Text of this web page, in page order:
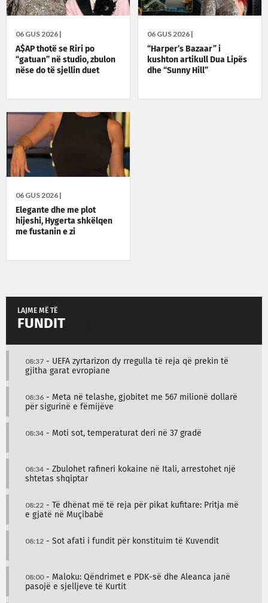
06 GUS 2026 |
A$AP thotë se Riri po
“gatuan” në studio, zbulon
nëse do të sjellin duet
06 GUS 2026 |
“Harper’s Bazaar” i
kushton artikull Dua Lipës
dhe “Sunny Hill”
06 GUS 2026 |
Elegante dhe me plot
hijeshi, Hygerta shkëlqen
me fustanin e zi
LAJME MË TË
FUNDIT
08:37 - UEFA zyrtarizon dy rregulla të reja që prekin të
gjitha garat evropiane
08:36 - Meta në telashe, gjobitet me 567 milionë dollarë
për sigurinë e fëmijëve
08:34 - Moti sot, temperaturat deri në 37 gradë
08:34 - Zbulohet rafineri kokaine në Itali, arrestohet një
shtetas shqiptar
08:22 - Të dhënat më të reja për pikat kufitare: Pritja më
e gjatë në Muçibabë
08:12 - Sot afati i fundit për konstituim të Kuvendit
08:00- Maloku: Qëndrimet e PDK-së dhe Aleanca janë
pasojë e sjelljeve të Kurtit